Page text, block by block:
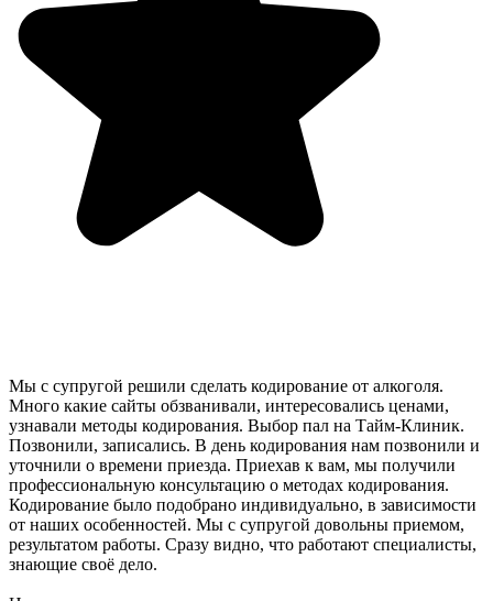
Мы с супругой решили сделать кодирование от алкоголя.
Много какие сайты обзванивали, интересовались ценами,
узнавали методы кодирования. Выбор пал на Тайм-Клиник.
Позвонили, записались. В день кодирования нам позвонили и
уточнили о времени приезда. Приехав к вам, мы получили
профессиональную консультацию о методах кодирования.
Кодирование было подобрано индивидуально, в зависимости
от наших особенностей. Мы с супругой довольны приемом,
результатом работы. Сразу видно, что работают специалисты,
знающие своё дело.